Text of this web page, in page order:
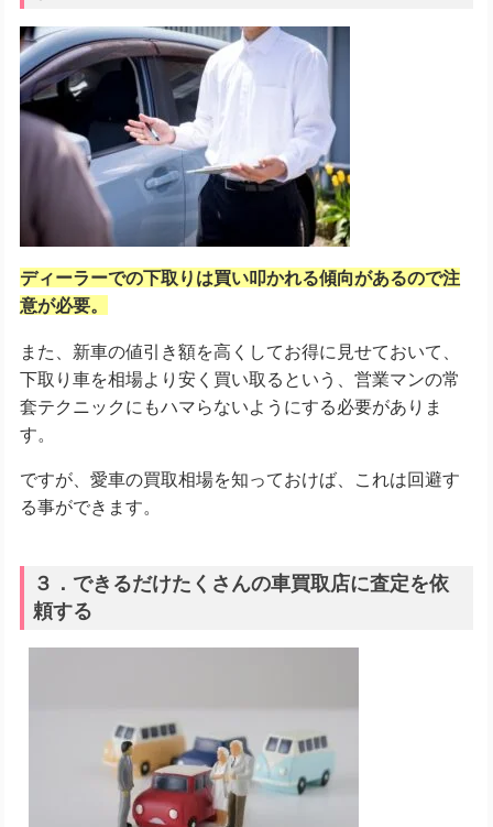
ディーラーでの下取りは買い叩かれる傾向があるので注
意が必要。
また、新車の値引き額を高くしてお得に見せておいて、
下取り車を相場より安く買い取るという、営業マンの常
套テクニックにもハマらないようにする必要がありま
す。
ですが、愛車の買取相場を知っておけば、これは回避す
る事ができます。
３．できるだけたくさんの車買取店に査定を依
頼する